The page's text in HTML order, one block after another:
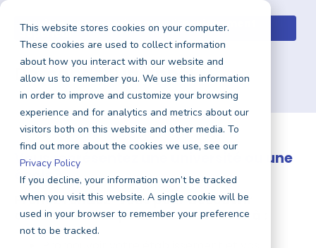
This website stores cookies on your computer.
These cookies are used to collect information
about how you interact with our website and
allow us to remember you. We use this information
in order to improve and customize your browsing
experience and for analytics and metrics about our
visitors both on this website and other media. To
find out more about the cookies we use, see our
Privacy Policy
If you decline, your information won’t be tracked
when you visit this website. A single cookie will be
used in your browser to remember your preference
not to be tracked.
Services de Marketing pour l'Enseignement
Supérieur
Demander un appel
Vous représentez une université ou une
école?
Prenez rendez-vous pour découvrir
comment nous pouvons vous aider à :